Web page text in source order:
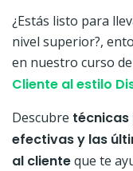
¿Estás listo para
nivel superior?,
en nuestro curso de
Cliente al estilo
Descubre
efectivas y las
al clienteque te